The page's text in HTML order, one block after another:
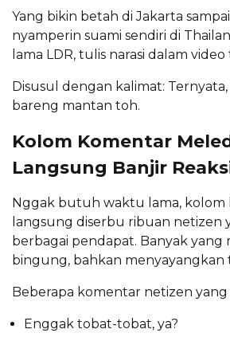
Yang bikin betah di Jakarta
nyamperin suami sendiri di
lama LDR, tulis narasi dalam
Disusul dengan kalimat: Ternyata,
bareng mantan toh.
Kolom Komentar
Langsung Banjir
Nggak butuh waktu lama, kolom
langsung diserbu ribuan netizen
berbagai pendapat. Banyak yang
bingung, bahkan menyayangkan
Beberapa komentar netizen yang
Enggak tobat-tobat, ya?